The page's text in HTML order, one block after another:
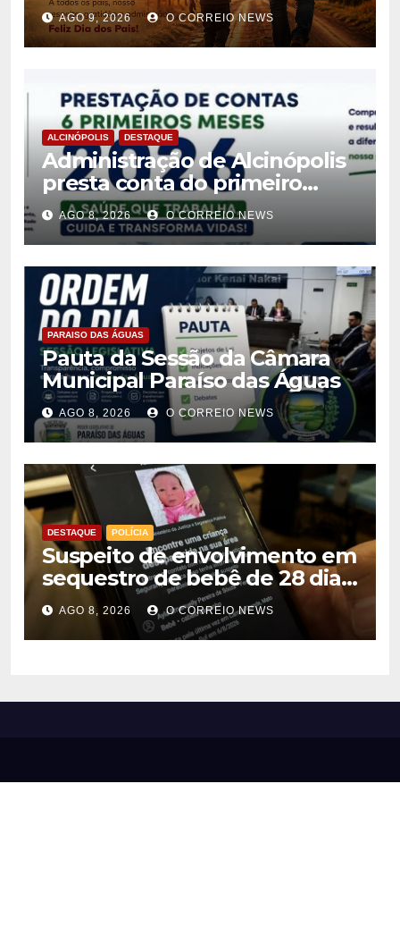
AGO 9, 2026 O CORREIO NEWS
ALCINÓPOLIS DESTAQUE
Administração de Alcinópolis
presta conta do primeiro
semestre de 2026
AGO 8, 2026 O CORREIO NEWS
PARAISO DAS ÁGUAS
Pauta da Sessão da Câmara
Municipal Paraíso das Águas
AGO 8, 2026 O CORREIO NEWS
DESTAQUE POLÍCIA
Suspeito de envolvimento em
sequestro de bebê de 28 dias
é preso na Capital
AGO 8, 2026 O CORREIO NEWS